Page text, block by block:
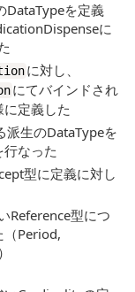
DataTypeを定義
に
に対し、
にてバインドされ
定義した
派生のDataTypeを
なった
型に定義に対し
Reference型につ
（Period,